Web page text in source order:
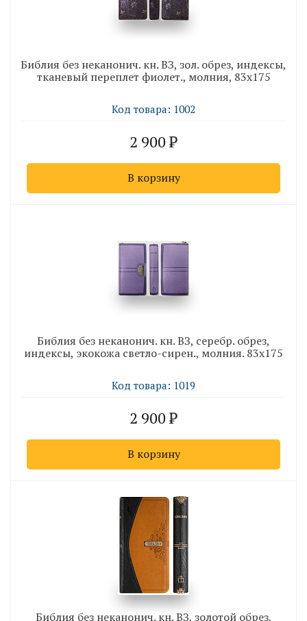
Библия без неканонич. кн. ВЗ, зол. обрез, индексы,
тканевый переплет фиолет., молния, 83х175
Код товара: 1002
2 900
В корзину
Библия без неканонич. кн. ВЗ, серебр. обрез,
индексы, экокожа светло-сирен., молния. 83х175
Код товара: 1019
2 900
В корзину
Библия без неканонич. кн. ВЗ, золотой обрез,